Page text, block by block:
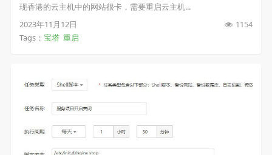
现香港的云主机中的网站很卡，需要重启云主机...
2023年11月12日
1154
Tags： 宝塔 重启